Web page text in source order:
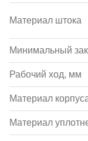
Материал штока
Минимальный
Рабочий ход, мм
Материал
Материал